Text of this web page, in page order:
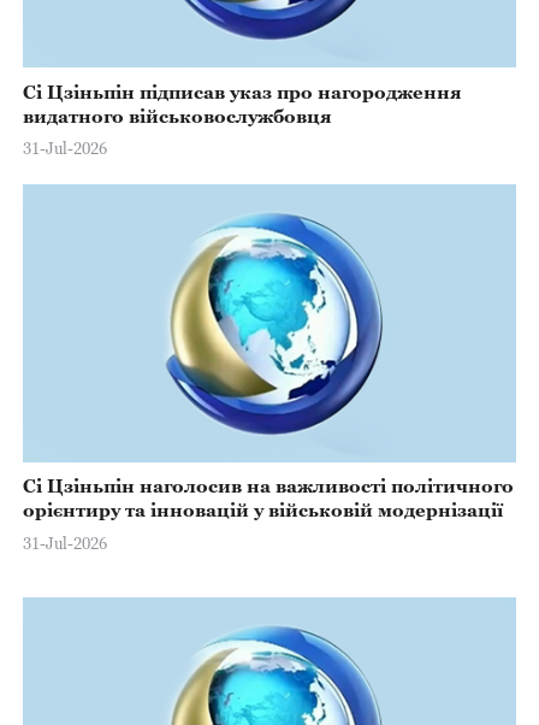
Сі Цзіньпін підписав указ про нагородження
видатного військовослужбовця
31-Jul-2026
Сі Цзіньпін наголосив на важливості політичного
орієнтиру та інновацій у військовій модернізації
31-Jul-2026